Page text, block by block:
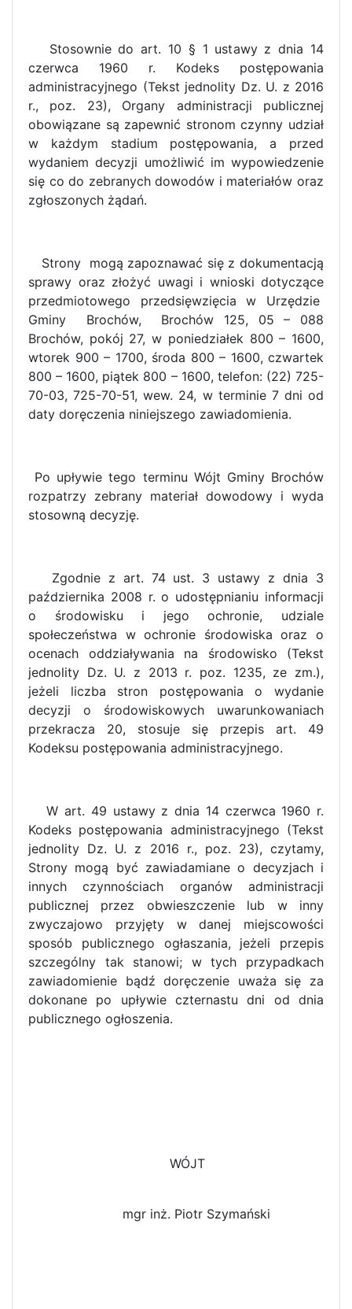
Stosownie do art. 10 § 1 ustawy z dnia 14
czerwca 1960 r. Kodeks postępowania
administracyjnego (Tekst jednolity Dz. U. z 2016
r., poz. 23), Organy administracji publicznej
obowiązane są zapewnić stronom czynny udział
w każdym stadium postępowania, a przed
wydaniem decyzji umożliwić im wypowiedzenie
się co do zebranych dowodów i materiałów oraz
zgłoszonych żądań.
Strony mogą zapoznawać się z dokumentacją
sprawy oraz złożyć uwagi i wnioski dotyczące
przedmiotowego przedsięwzięcia w Urzędzie
Gminy Brochów, Brochów 125, 05 – 088
Brochów, pokój 27, w poniedziałek 800 – 1600,
wtorek 900 – 1700, środa 800 – 1600, czwartek
800 – 1600, piątek 800 – 1600, telefon: (22) 725-
70-03, 725-70-51, wew. 24, w terminie 7 dni od
daty doręczenia niniejszego zawiadomienia.
Po upływie tego terminu Wójt Gminy Brochów
rozpatrzy zebrany materiał dowodowy i wyda
stosowną decyzję.
Zgodnie z art. 74 ust. 3 ustawy z dnia 3
października 2008 r. o udostępnianiu informacji
o środowisku i jego ochronie, udziale
społeczeństwa w ochronie środowiska oraz o
ocenach oddziaływania na środowisko (Tekst
jednolity Dz. U. z 2013 r. poz. 1235, ze zm.),
jeżeli liczba stron postępowania o wydanie
decyzji o środowiskowych uwarunkowaniach
przekracza 20, stosuje się przepis art. 49
Kodeksu postępowania administracyjnego.
W art. 49 ustawy z dnia 14 czerwca 1960 r.
Kodeks postępowania administracyjnego (Tekst
jednolity Dz. U. z 2016 r., poz. 23), czytamy,
Strony mogą być zawiadamiane o decyzjach i
innych czynnościach organów administracji
publicznej przez obwieszczenie lub w inny
zwyczajowo przyjęty w danej miejscowości
sposób publicznego ogłaszania, jeżeli przepis
szczególny tak stanowi; w tych przypadkach
zawiadomienie bądź doręczenie uważa się za
dokonane po upływie czternastu dni od dnia
publicznego ogłoszenia.
WÓJT
mgr inż. Piotr Szymański